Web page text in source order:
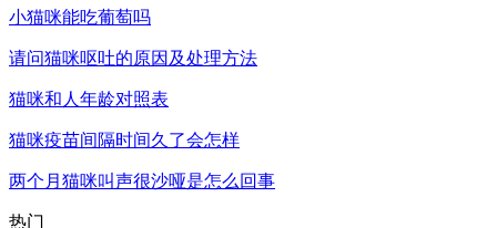
小猫咪能吃葡萄吗
请问猫咪呕吐的原因及处理方法
猫咪和人年龄对照表
猫咪疫苗间隔时间久了会怎样
两个月猫咪叫声很沙哑是怎么回事
热门